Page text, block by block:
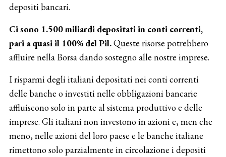
depositi bancari.
Ci sono 1.500 miliardi depositati in conti correnti,
pari a quasi il 100% del Pil.Queste risorse potrebbero
affluire nella Borsa dando sostegno alle nostre imprese.
I risparmi degli italiani depositati nei conti correnti
delle banche o investiti nelle obbligazioni bancarie
affluiscono solo in parte al sistema produttivo e delle
imprese. Gli italiani non investono in azioni e, men che
meno, nelle azioni del loro paese e le banche italiane
rimettono solo parzialmente in circolazione i depositi